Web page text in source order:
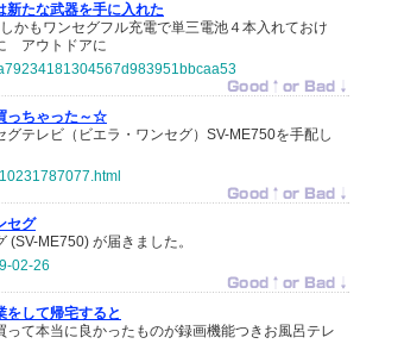
新たな武器を手に入れた
かもワンセグフル充電で単三電池４本入れておけ
アウトドアに
っちゃった～☆
テレビ（ビエラ・ワンセグ）SV-ME750を手配し
セグ
ME750) が届きました。
02-26
をして帰宅すると
て本当に良かったものが録画機能つきお風呂テレ